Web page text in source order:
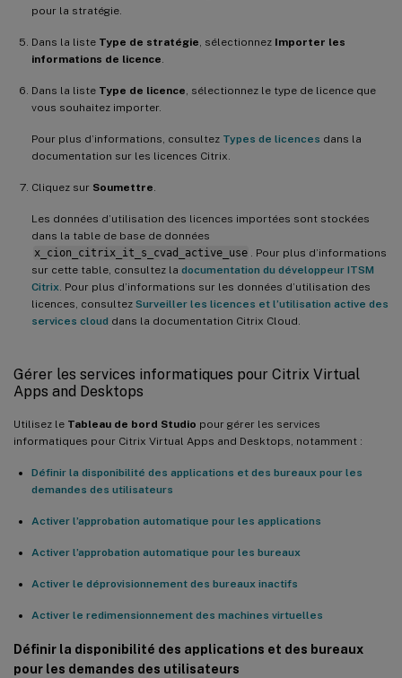
pour la stratégie.
Dans la liste Type de stratégie, sélectionnez Importer les
informations de licence.
Dans la liste Type de licence, sélectionnez le type de licence que
vous souhaitez importer.
Pour plus d’informations, consultez Types de licences dans la
documentation sur les licences Citrix.
Cliquez sur Soumettre.
Les données d’utilisation des licences importées sont stockées
dans la table de base de données
x_cion_citrix_it_s_cvad_active_use . Pour plus d’informations
sur cette table, consultez la documentation du développeur ITSM
Citrix. Pour plus d’informations sur les données d’utilisation des
licences, consultez Surveiller les licences et l’utilisation active des
services cloud dans la documentation Citrix Cloud.
Gérer les services informatiques pour Citrix Virtual
Apps and Desktops
Utilisez le Tableau de bord Studio pour gérer les services
informatiques pour Citrix Virtual Apps and Desktops, notamment :
Définir la disponibilité des applications et des bureaux pour les
demandes des utilisateurs
Activer l’approbation automatique pour les applications
Activer l’approbation automatique pour les bureaux
Activer le déprovisionnement des bureaux inactifs
Activer le redimensionnement des machines virtuelles
Définir la disponibilité des applications et des bureaux
pour les demandes des utilisateurs